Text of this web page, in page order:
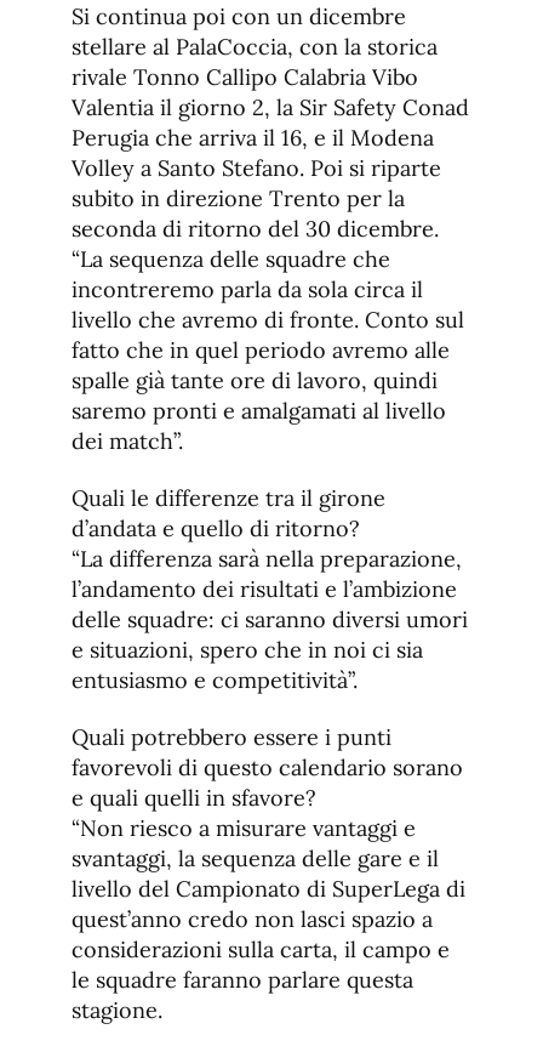
Si continua poi con un dicembre
stellare al PalaCoccia, con la storica
rivale Tonno Callipo Calabria Vibo
Valentia il giorno 2, la Sir Safety Conad
Perugia che arriva il 16, e il Modena
Volley a Santo Stefano. Poi si riparte
subito in direzione Trento per la
seconda di ritorno del 30 dicembre.
“La sequenza delle squadre che
incontreremo parla da sola circa il
livello che avremo di fronte. Conto sul
fatto che in quel periodo avremo alle
spalle già tante ore di lavoro, quindi
saremo pronti e amalgamati al livello
dei match”.
Quali le differenze tra il girone
d’andata e quello di ritorno?
“La differenza sarà nella preparazione,
l’andamento dei risultati e l’ambizione
delle squadre: ci saranno diversi umori
e situazioni, spero che in noi ci sia
entusiasmo e competitività”.
Quali potrebbero essere i punti
favorevoli di questo calendario sorano
e quali quelli in sfavore?
“Non riesco a misurare vantaggi e
svantaggi, la sequenza delle gare e il
livello del Campionato di SuperLega di
quest’anno credo non lasci spazio a
considerazioni sulla carta, il campo e
le squadre faranno parlare questa
stagione.